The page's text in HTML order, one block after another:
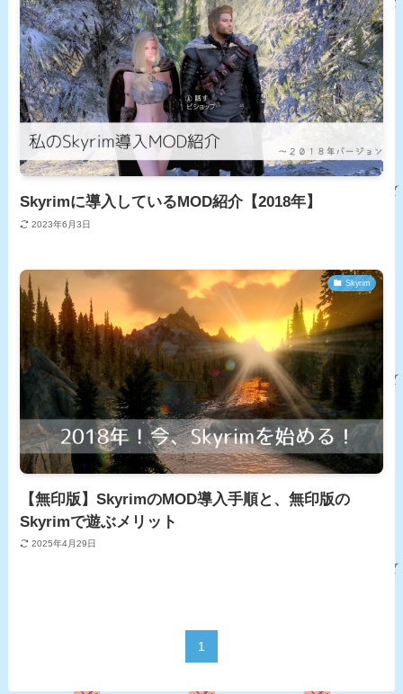
Skyrimに導入しているMOD紹介【2018年】
2023年6月3日
Skyrim
【無印版】SkyrimのMOD導入手順と、無印版の
Skyrimで遊ぶメリット
2025年4月29日
1